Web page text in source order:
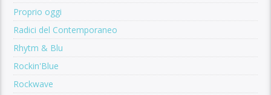
Proprio oggi
Radici del Contemporaneo
Rhytm & Blu
Rockin'Blue
Rockwave